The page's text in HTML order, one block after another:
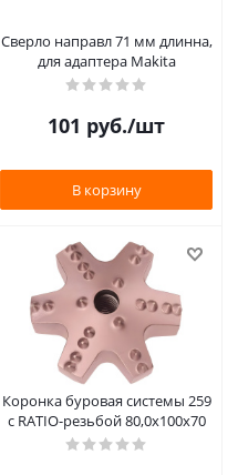
Сверло направл 71 мм длинна,
для адаптера Makita
101 руб./шт
В корзину
Коронка буровая системы 259
с RATIO-резьбой 80,0х100х70